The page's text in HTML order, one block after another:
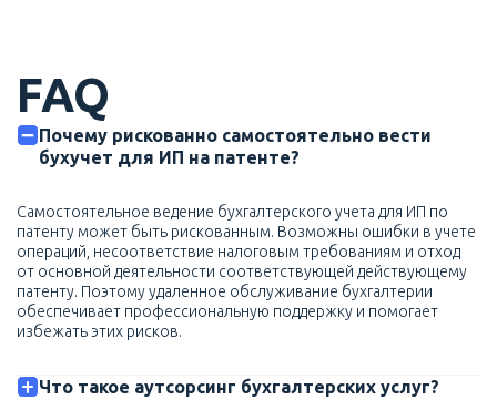
FAQ
Почему рискованно самостоятельно вести
бухучет для ИП на патенте?
Самостоятельное ведение бухгалтерского учета для ИП по
патенту может быть рискованным. Возможны ошибки в учете
операций, несоответствие налоговым требованиям и отход
от основной деятельности соответствующей действующему
патенту. Поэтому удаленное обслуживание бухгалтерии
обеспечивает профессиональную поддержку и помогает
избежать этих рисков.
Что такое аутсорсинг бухгалтерских услуг?